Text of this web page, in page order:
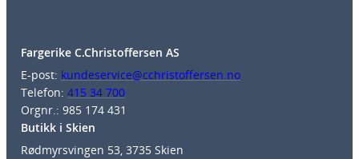
Fargerike C.Christoffersen AS
E-post: kundeservice@cchristoffersen.no
Telefon: 415 34 700
Orgnr.: 985 174 431
Butikk i Skien
Rødmyrsvingen 53, 3735 Skien